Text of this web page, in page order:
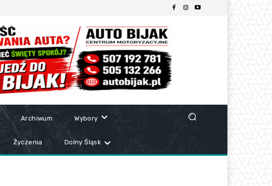
Archiwum Wybory
Życzenia Dolny Śląsk